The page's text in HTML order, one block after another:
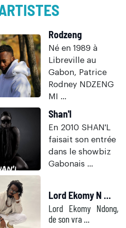
Rodzeng
Né en 1989 à
Libreville au
Gabon, Patrice
Rodney NDZENG
MI ...
Shan'l
En 2010 SHAN'L
faisait son entrée
dans le showbiz
Gabonais ...
Lord Ekomy N ...
Lord Ekomy Ndong,
de son vra ...